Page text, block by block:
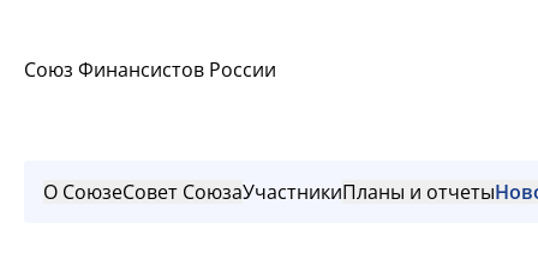
Союз Финансистов России
О СоюзеСовет СоюзаУчастникиПланы и отчеты